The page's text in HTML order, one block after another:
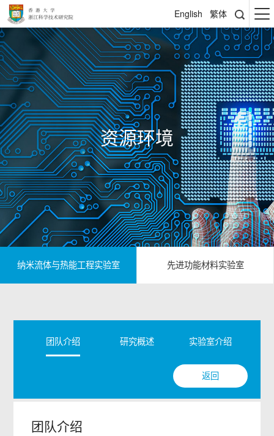
English 繁体
资源环境
纳米流体与热能工程实验室 先进功能材料实验室
团队介绍 研究概述 实验室介绍
返回
团队介绍